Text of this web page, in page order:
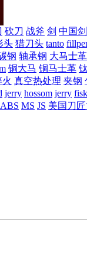
砍刀 战斧 剑 中国剑
头 猎刀头 tanto
钢 轴承钢 大马士革
铜大马 铜马士革
火 真空热处理 夹钢
jerry hossom jerry fisk
ABS MS JS 美国刀